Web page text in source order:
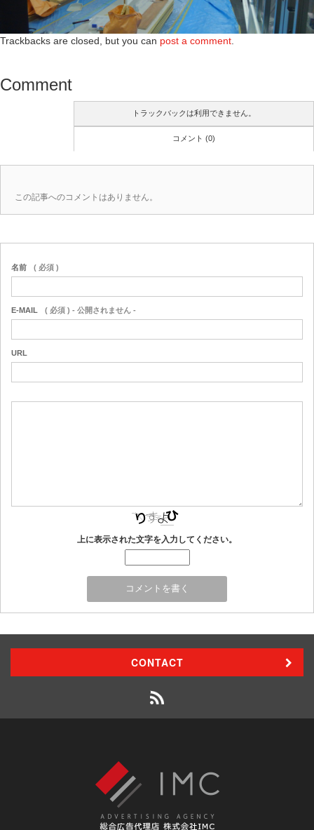
Trackbacks are closed, but you can post a comment
Comment
トラックバックは利用できません。
コメント (0)
この記事へのコメントはありません。
名前 ( 必須 )
E-MAIL ( 必須 ) - 公開されません -
URL
上に表示された文字を入力してください。
CONTACT